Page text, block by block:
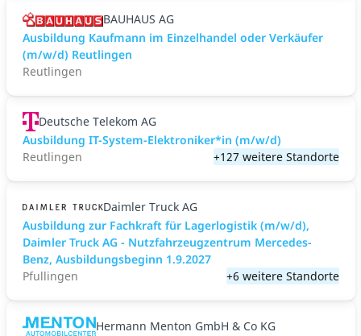
BAUHAUS AG
Ausbildung Kaufmann im Einzelhandel oder Verkäufer
(m/w/d) Reutlingen
Reutlingen
Deutsche Telekom AG
Ausbildung IT-System-Elektroniker*in (m/w/d)
Reutlingen
+127 weitere Standorte
Daimler Truck AG
Ausbildung zur Fachkraft für Lagerlogistik (m/w/d),
Daimler Truck AG - Nutzfahrzeugzentrum Mercedes-
Benz, Ausbildungsbeginn 1.9.2027
Pfullingen
+6 weitere Standorte
Hermann Menton GmbH & Co KG